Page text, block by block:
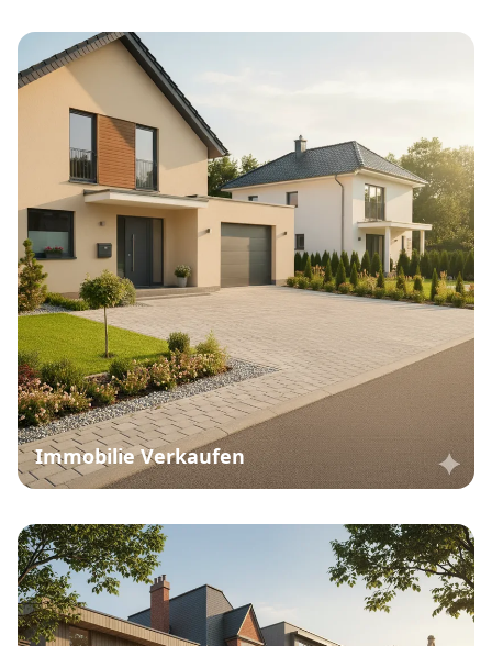
Immobilie Verkaufen